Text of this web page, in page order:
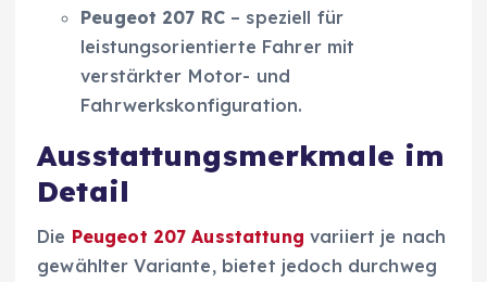
Peugeot 207 RC – speziell für
leistungsorientierte Fahrer mit
verstärkter Motor- und
Fahrwerkskonfiguration.
Ausstattungsmerkmale im
Detail
Die Peugeot 207 Ausstattung variiert je nach
gewählter Variante, bietet jedoch durchweg